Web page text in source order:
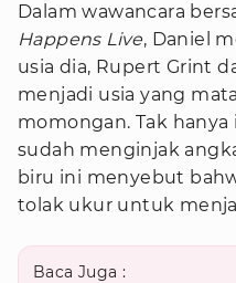
Dalam wawancara
Happens Live, Daniel
usia dia, Rupert Grint
menjadi usia yang
momongan. Tak
sudah menginjak
biru ini menyebut
tolak ukur untuk
Baca Juga :